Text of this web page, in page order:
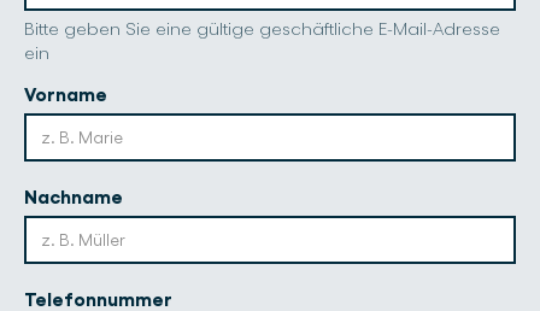
Bitte geben Sie eine gültige geschäftliche E-Mail-Adresse
ein
Vorname
Nachname
Telefonnummer